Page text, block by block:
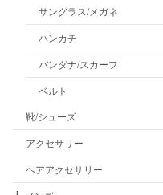
サングラス/メガネ
ハンカチ
バンダナ/スカーフ
ベルト
靴/シューズ
アクセサリー
ヘアアクセサリー